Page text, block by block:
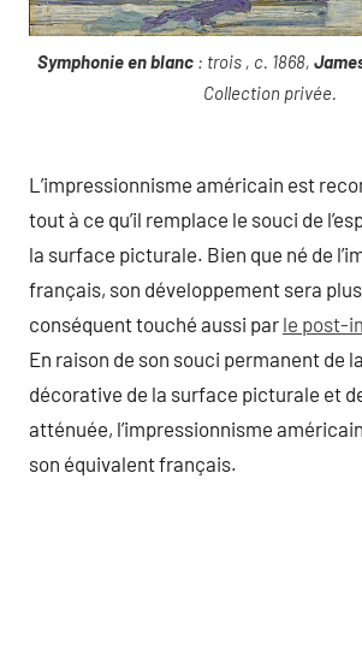
Symphonie en blanc: trois , c. 1868,
Collection privée.
L’impressionnisme américain est
tout à ce qu’il remplace le souci de
la surface picturale. Bien que né de
français, son développement sera
conséquent touché aussi par le post-
En raison de son souci permanent de
décorative de la surface picturale et
atténuée, l’impressionnisme
son équivalent français.